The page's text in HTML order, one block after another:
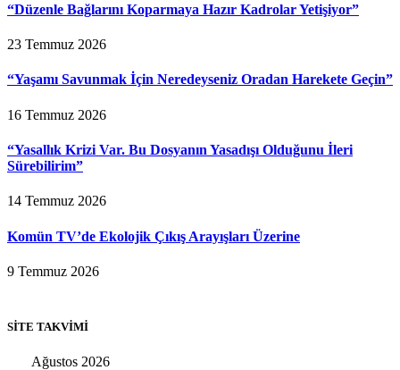
“Düzenle Bağlarını Koparmaya Hazır Kadrolar Yetişiyor”
23 Temmuz 2026
“Yaşamı Savunmak İçin Neredeyseniz Oradan Harekete Geçin”
16 Temmuz 2026
“Yasallık Krizi Var. Bu Dosyanın Yasadışı Olduğunu İleri
Sürebilirim”
14 Temmuz 2026
Komün TV’de Ekolojik Çıkış Arayışları Üzerine
9 Temmuz 2026
SİTE TAKVİMİ
Ağustos 2026